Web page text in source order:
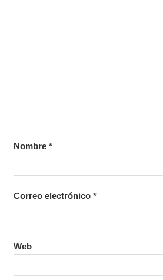
Nombre *
Correo electrónico *
Web